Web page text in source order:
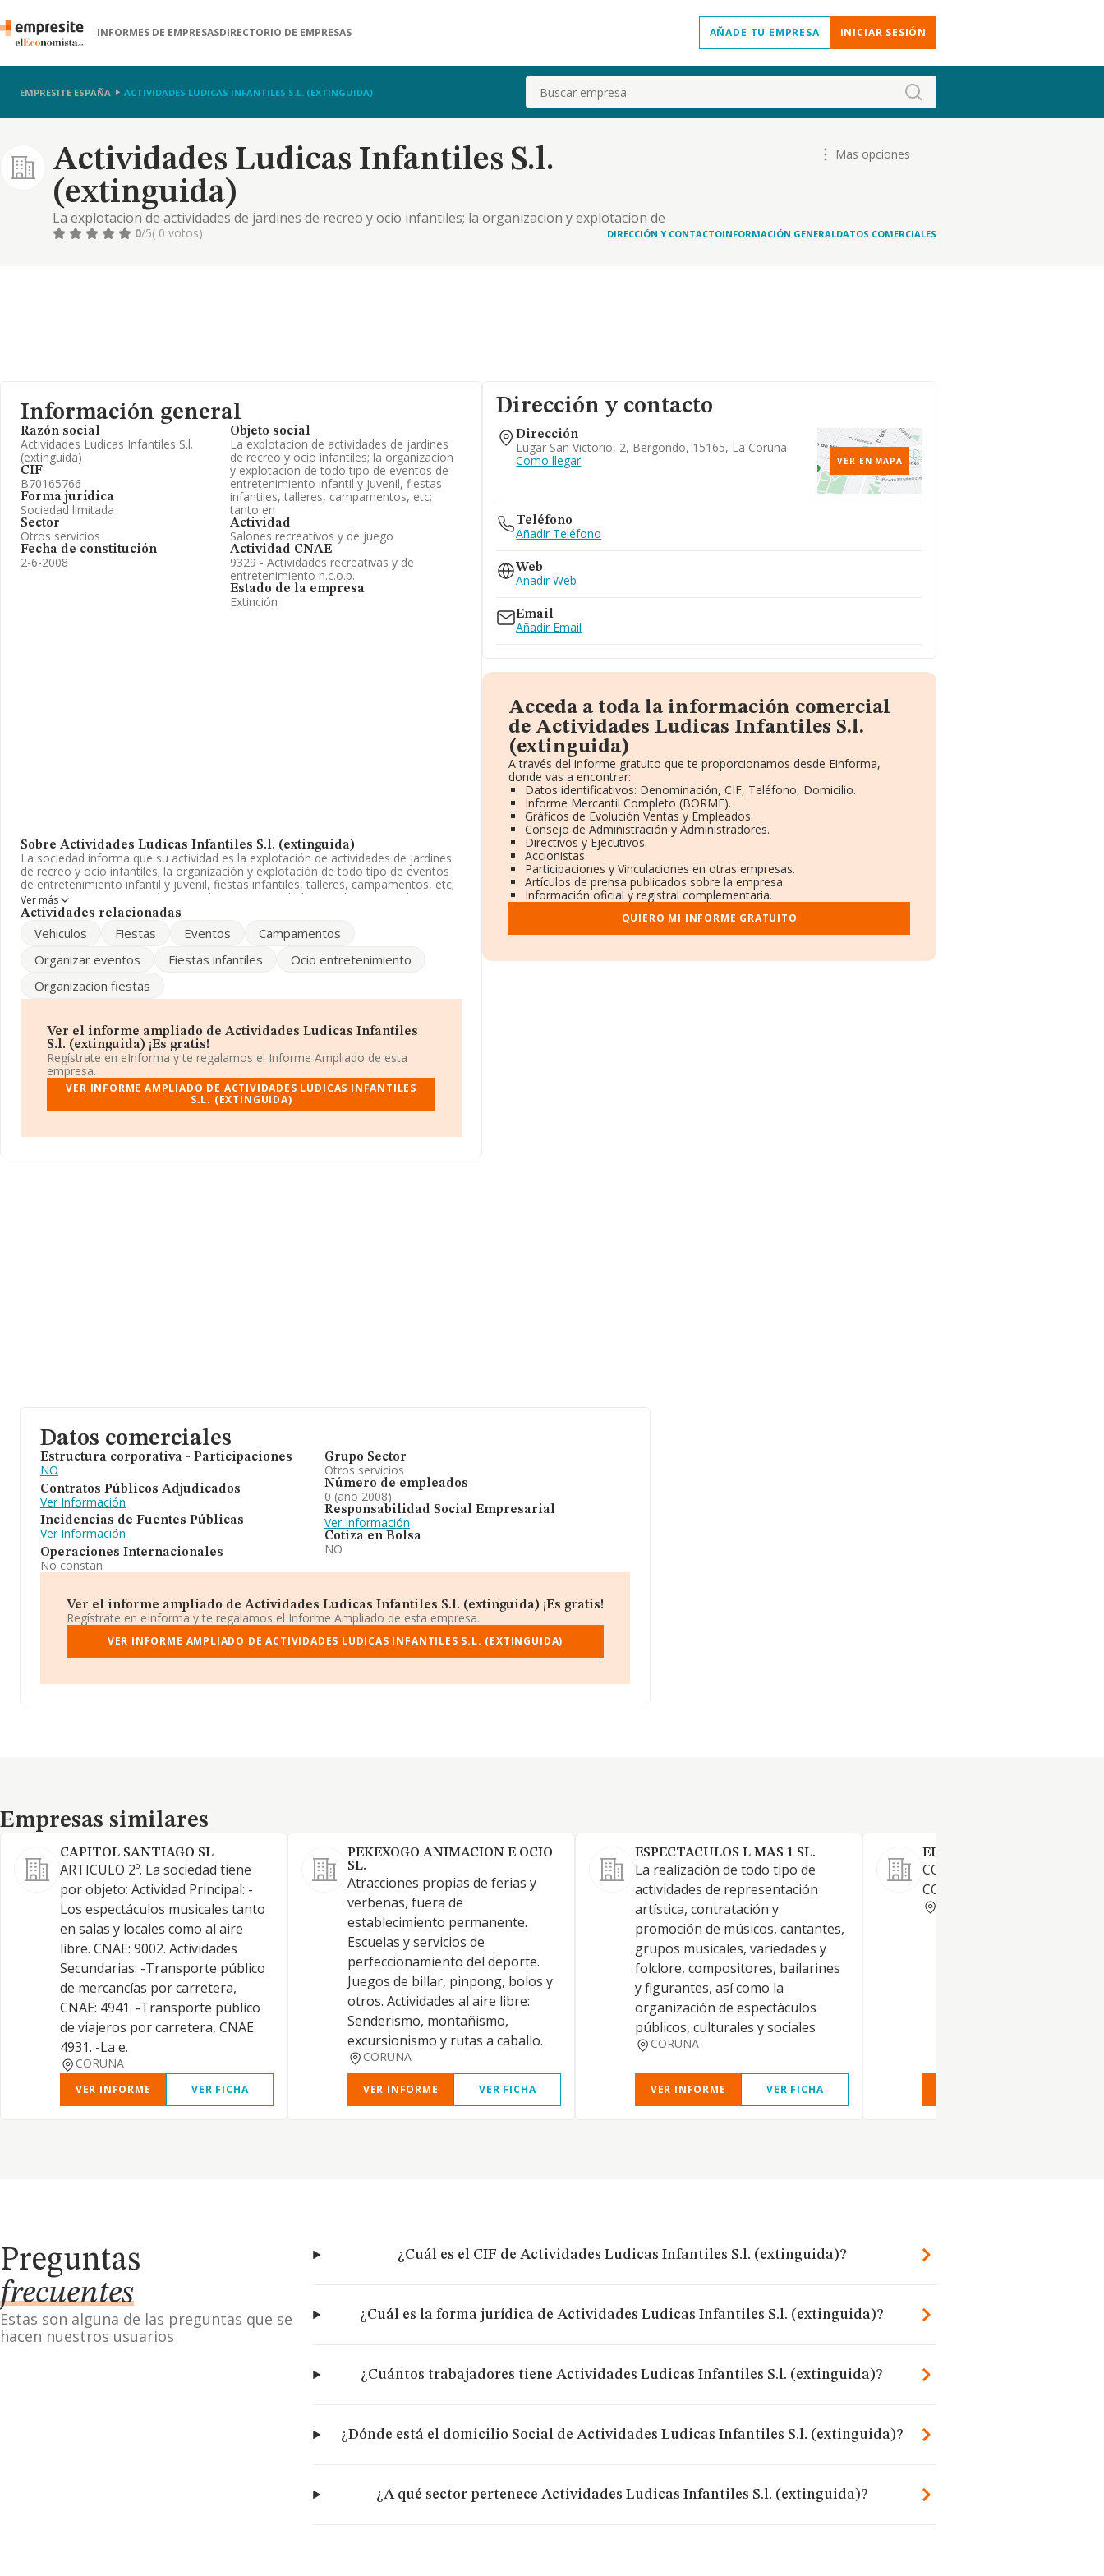
INFORMES DE EMPRESASDIRECTORIO DE EMPRESAS AÑADE TU EMPRESA INICIAR SESIÓN
EMPRESITE ESPAÑA ACTIVIDADES LUDICAS INFANTILES S.L. (EXTINGUIDA) Buscar
Actividades Ludicas Infantiles S.l.
(extinguida)
La explotacion de actividades de jardines de recreo y ocio infantiles; la organizacion y explotacion de
todo tipo de eventos de entretenimiento infantil y juvenil, fiestas infantiles, talleres, campamentos,
Mas opciones
0/5( 0 votos) DIRECCIÓN Y CONTACTOINFORMACIÓN GENERALDATOS COMERCIALES
Información general
Razón social
Actividades Ludicas Infantiles S.l.
(extinguida)
CIF
B70165766
Forma jurídica
Sociedad limitada
Sector
Otros servicios
Fecha de constitución
2-6-2008
Objeto social
La explotacion de actividades de jardines
de recreo y ocio infantiles; la organizacion
y explotacion de todo tipo de eventos de
entretenimiento infantil y juvenil, fiestas
infantiles, talleres, campamentos, etc;
tanto en
Actividad
Salones recreativos y de juego
Actividad CNAE
9329 - Actividades recreativas y de
entretenimiento n.c.o.p.
Estado de la empresa
Extinción
Sobre Actividades Ludicas Infantiles S.l. (extinguida)
La sociedad informa que su actividad es la explotación de actividades de jardines
de recreo y ocio infantiles; la organización y explotación de todo tipo de eventos
de entretenimiento infantil y juvenil, fiestas infantiles, talleres, campamentos, etc;
tanto en. La empresa está registrada como Sociedad Limitada. Su actividad CNAE
es 'Otras actividades recreativas y de entretenimiento' con código 9329. La
B70165766, tiene su domicilio social establecido en Lugar San Victorio núm. 2,
Con los datos a disposición de INFORMA sobre 16.000 empresas pertenecientes
y el promedio de la facturación de ventas entre todas las compañías asciende a
los 179 mil euros. Teniendo en cuenta la información sobre A Coruña, en la base
de datos de INFORMA aparecen 291 empresas, con ventas en el año 2008 de 26
millones de euros. Para aportar ulterior información de interés en el ámbito
sectorial, los empleados de media son 2. La media de antigüedad desde la
constitución es de 14 años.
Ver más
Actividades relacionadas
Vehiculos Fiestas Eventos
Campamentos
Organizar eventos
Fiestas infantiles
Ocio entretenimiento
Organizacion fiestas
Ver el informe ampliado de Actividades Ludicas Infantiles
S.l. (extinguida) ¡Es gratis!
Regístrate en eInforma y te regalamos el Informe Ampliado de esta
empresa.
VER INFORME AMPLIADO DE ACTIVIDADES LUDICAS INFANTILES
S.L. (EXTINGUIDA)
Dirección y contacto
Dirección
Lugar San Victorio, 2, Bergondo, 15165, La Coruña
Como llegar
VER EN MAPA
Teléfono
Añadir Teléfono
Web
Añadir Web
Email
Añadir Email
Acceda a toda la información comercial
de Actividades Ludicas Infantiles S.l.
(extinguida)
A través del informe gratuito que te proporcionamos desde Einforma,
donde vas a encontrar:
Datos identificativos: Denominación, CIF, Teléfono, Domicilio.
Informe Mercantil Completo (BORME).
Gráficos de Evolución Ventas y Empleados.
Consejo de Administración y Administradores.
Directivos y Ejecutivos.
Accionistas.
Participaciones y Vinculaciones en otras empresas.
Artículos de prensa publicados sobre la empresa.
Información oficial y registral complementaria.
QUIERO MI INFORME GRATUITO
Datos comerciales
Estructura corporativa - Participaciones
NO
Contratos Públicos Adjudicados
Ver Información
Incidencias de Fuentes Públicas
Ver Información
Operaciones Internacionales
No constan
Grupo Sector
Otros servicios
Número de empleados
0 (año 2008)
Responsabilidad Social Empresarial
Ver Información
Cotiza en Bolsa
NO
Ver el informe ampliado de Actividades Ludicas Infantiles S.l. (extinguida) ¡Es gratis!
Regístrate en eInforma y te regalamos el Informe Ampliado de esta empresa.
VER INFORME AMPLIADO DE ACTIVIDADES LUDICAS INFANTILES S.L. (EXTINGUIDA)
Empresas similares
Empresas similares
CAPITOL SANTIAGO SL
ARTICULO 2º. La sociedad tiene
por objeto: Actividad Principal: -
Los espectáculos musicales tanto
en salas y locales como al aire
libre. CNAE: 9002. Actividades
Secundarias: -Transporte público
de mercancías por carretera,
CNAE: 4941. -Transporte público
de viajeros por carretera, CNAE:
4931. -La e.
CORUNA
VER INFORME VER FICHA
PEKEXOGO ANIMACION E OCIO
SL.
Atracciones propias de ferias y
verbenas, fuera de
establecimiento permanente.
Escuelas y servicios de
perfeccionamiento del deporte.
Juegos de billar, pinpong, bolos y
otros. Actividades al aire libre:
Senderismo, montañismo,
excursionismo y rutas a caballo.
CORUNA
VER INFORME VER FICHA
ESPECTACULOS L MAS 1 SL.
La realización de todo tipo de
actividades de representación
artística, contratación y
promoción de músicos, cantantes,
grupos musicales, variedades y
folclore, compositores, bailarines
y figurantes, así como la
organización de espectáculos
públicos, culturales y sociales
CORUNA
VER INFORME VER FICHA
ELMAJOS SL
COMERCIO DE ARTICULOS
CONFECCION Y VESTIDO.
Preguntas
frecuentes
Estas son alguna de las preguntas que se
hacen nuestros usuarios
¿Cuál es el CIF de Actividades Ludicas Infantiles S.l. (extinguida)?
¿Cuál es la forma jurídica de Actividades Ludicas Infantiles S.l. (extinguida)?
¿Cuántos trabajadores tiene Actividades Ludicas Infantiles S.l. (extinguida)?
¿Dónde está el domicilio Social de Actividades Ludicas Infantiles S.l. (extinguida)?
¿A qué sector pertenece Actividades Ludicas Infantiles S.l. (extinguida)?